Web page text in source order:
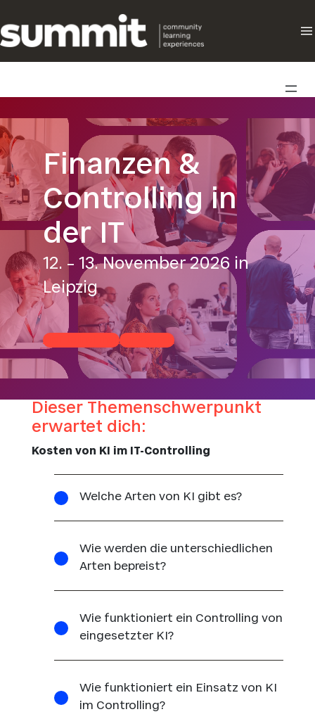
zum
Inhalt
Finanzen &
Controlling in
der IT
12. – 13. November 2026 in
Leipzig
Hier teilnehmenzur Agenda
Dieser Themenschwerpunkt
erwartet dich:
Kosten von KI im IT-Controlling
Welche Arten von KI gibt es?
Wie werden die unterschiedlichen
Arten bepreist?
Wie funktioniert ein Controlling von
eingesetzter KI?
Wie funktioniert ein Einsatz von KI
im Controlling?